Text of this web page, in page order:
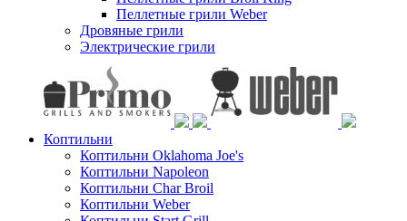
Пеллетные грили Weber
Дровяные грили
Электрические грили
Коптильни
Коптильни Oklahoma Joe's
Коптильни Napoleon
Коптильни Char Broil
Коптильни Weber